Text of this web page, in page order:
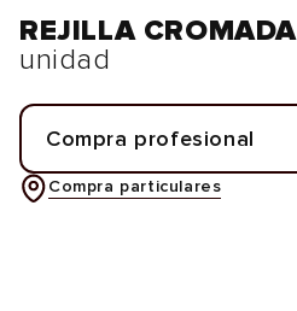
REJILLA
unidad
Compra profesional
Compra particulares